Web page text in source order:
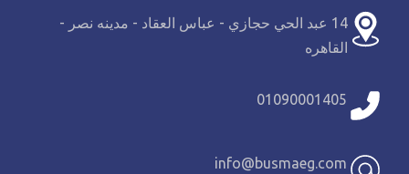
14 عبد الحي حجازي - عباس العقاد - مدينه نصر -
القاهره
01090001405
info@busmaeg.com